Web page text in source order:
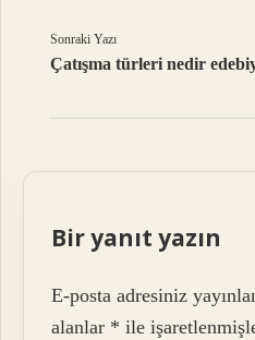
Sonraki Yazı
Çatışma türleri nedir
Bir yanıt yazın
E-posta adresiniz
alanlar * ile